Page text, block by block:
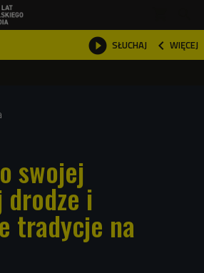
 SŁUCHAJ  WIĘCEJ

swojej
drodze i
tradycje na